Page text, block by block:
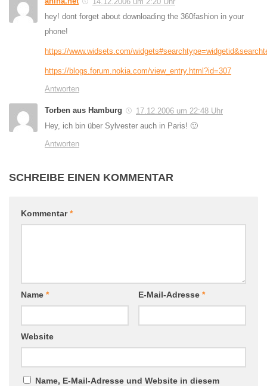
hey! dont forget about downloading the 360fashion in your
phone!
https://www.widsets.com/
https://blogs.forum.nokia.com/view_entry.html?id=307
Antworten
Torben aus Hamburg
17.12.2006 um 22:48 Uhr
Hey, ich bin über Sylvester auch in Paris! 🙂
Antworten
SCHREIBE EINEN KOMMENTAR
Kommentar*
Name * E-Mail-Adresse *
Website
Name, E-Mail-Adresse und Website in diesem